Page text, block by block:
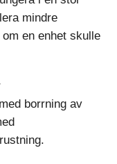
mindre
en enhet skulle
borrning av